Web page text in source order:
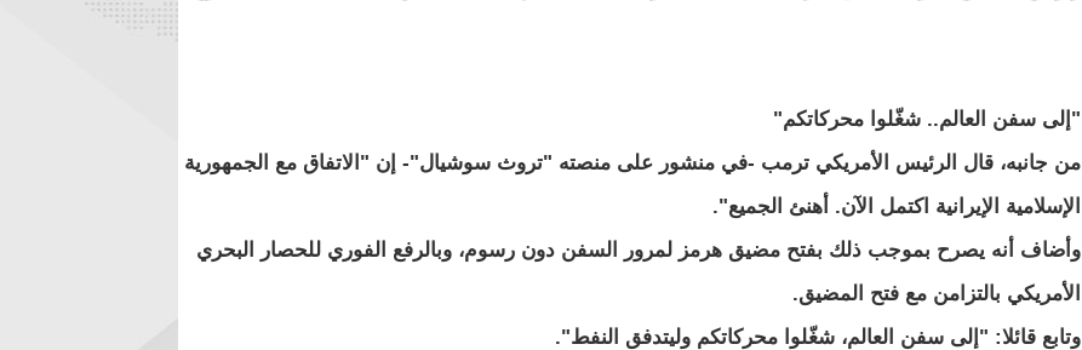
"إلى سفن العالم.. شغّلوا محركاتكم"
من جانبه، قال الرئيس الأمريكي ترمب -في منشور على منصته "تروث سوشيال"- إن "الاتفاق مع الجمهورية
الإسلامية الإيرانية اكتمل الآن. أهنئ الجميع".
وأضاف أنه يصرح بموجب ذلك بفتح مضيق هرمز لمرور السفن دون رسوم، وبالرفع الفوري للحصار البحري
الأمريكي بالتزامن مع فتح المضيق.
وتابع قائلا: "إلى سفن العالم، شغّلوا محركاتكم وليتدفق النفط".